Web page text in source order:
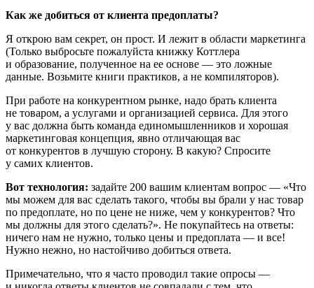
Как же добиться от клиента предоплаты?
Я открою вам секрет, он прост. И лежит в области маркетинга
(Только выбросьте пожалуйста книжку Коттлера
и образование, полученное на ее основе — это ложные
данные. Возьмите книги практиков, а не компиляторов).
При работе на конкурентном рынке, надо брать клиента
не товаром, а услугами и организацией сервиса. Для этого
у вас должна быть команда единомышленников и хорошая
маркетинговая концепция, явно отличающая вас
от конкурентов в лучшую сторону. В какую? Спросите
у самих клиентов.
Вот технология: задайте 200 вашим клиентам вопрос — «Что
мы можем для вас сделать такого, чтобы вы брали у нас товар
по предоплате, но по цене не ниже, чем у конкурентов? Что
мы должны для этого сделать?». Не покупайтесь на ответы:
ничего нам не нужно, только цены и предоплата — и все!
Нужно нежно, но настойчиво добиться ответа.
Примечательно, что я часто проводил такие опросы —